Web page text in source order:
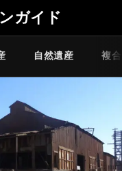
ガイド
自然遺産 複